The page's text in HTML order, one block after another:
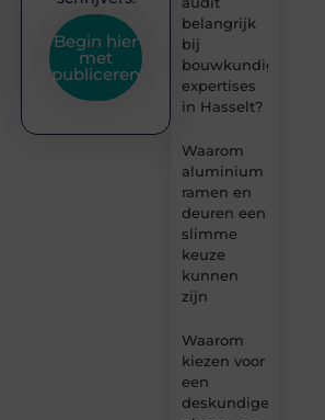
belangrijk
bij
bouwkundige
expertises
in Hasselt?
Waarom
aluminium
ramen en
deuren een
slimme
keuze
kunnen
zijn
Waarom
kiezen voor
een
deskundige
Begin hier
met
publiceren